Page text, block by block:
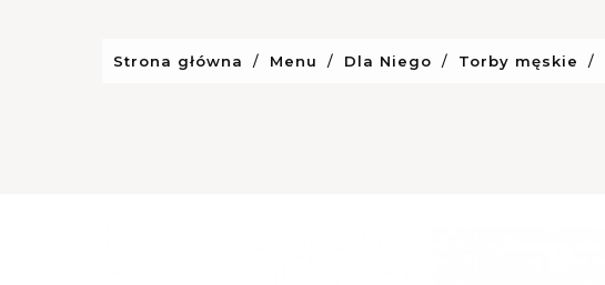
Strona główna Menu Dla Niego Torby męskie